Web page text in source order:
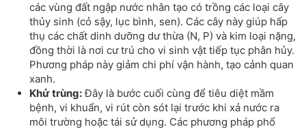
các vùng đất ngập nước nhân tạo có trồng các loại cây
thủy sinh (cỏ sậy, lục bình, sen). Các cây này giúp hấp
thụ các chất dinh dưỡng dư thừa (N, P) và kim loại nặng,
đồng thời là nơi cư trú cho vi sinh vật tiếp tục phân hủy.
Phương pháp này giảm chi phí vận hành, tạo cảnh quan
xanh.
Khử trùng:Đây là bước cuối cùng để tiêu diệt mầm
bệnh, vi khuẩn, vi rút còn sót lại trước khi xả nước ra
môi trường hoặc tái sử dụng. Các phương pháp phổ